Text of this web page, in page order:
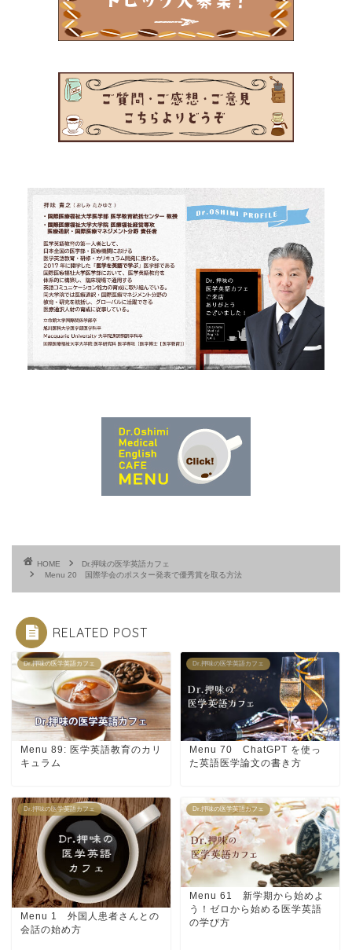
HOME
Dr.押味の医学英語カフェ
Menu 20 国際学会のポスター発表で優秀賞を取る方法
RELATED POST
Dr.押味の医学英語カフェ
Menu 89: 医学英語教育のカリ
キュラム
Dr.押味の医学英語カフェ
Menu 70 ChatGPT を使っ
た英語医学論文の書き方
Dr.押味の医学英語カフェ
Menu 1 外国人患者さんとの
会話の始め方
Dr.押味の医学英語カフェ
Menu 61 新学期から始めよ
う！ゼロから始める医学英語
の学び方